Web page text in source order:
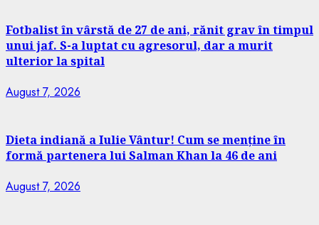
Fotbalist în vârstă de 27 de ani, rănit grav în timpul
unui jaf. S-a luptat cu agresorul, dar a murit
ulterior la spital
August 7, 2026
Dieta indiană a Iulie Vântur! Cum se menține în
formă partenera lui Salman Khan la 46 de ani
August 7, 2026